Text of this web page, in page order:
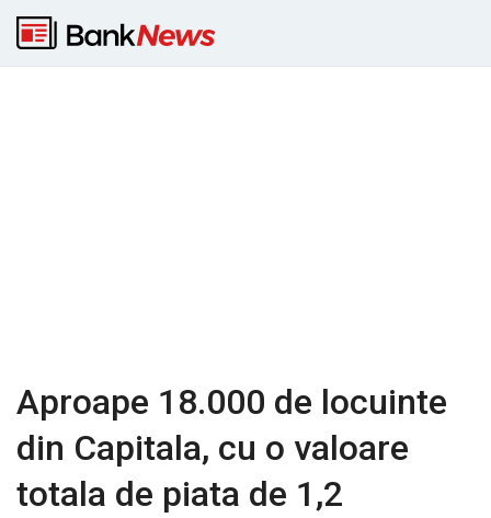
Aproape 18.000 de locuinte
din Capitala, cu o valoare
totala de piata de 1,2